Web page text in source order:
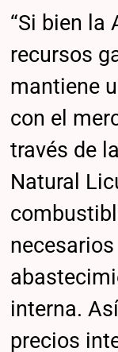
“Si bien la
recursos
mantiene
con el
través de
Natural
interna.
precios